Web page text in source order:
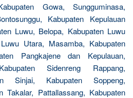
Gowa, Sungguminasa,
Kabupaten Kepulauan
Luwu, Belopa, Kabupaten Luwu
Utara, Masamba, Kabupaten
Pangkajene dan Kepulauan,
Sidenreng Rappang,
Sinjai, Kabupaten Soppeng,
Takalar, Pattallassang, Kabupaten